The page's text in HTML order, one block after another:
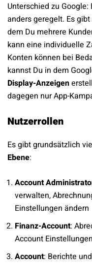
Unterschied zu
anders geregelt. Es gibt
dem Du mehrere
kann eine individuelle
Konten können bei
kannst Du in dem
Display-Anzeigen
dagegen nur App-
Nutzerrollen
Es gibt grundsätzlich
Ebene:
Account
verwalten,
Einstellungen ändern
Finanz-Account:
Account
Account: Berichte